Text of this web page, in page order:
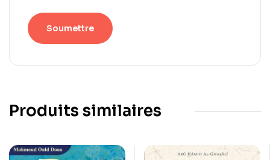
Produits similaires